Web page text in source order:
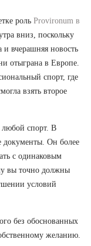
роль Provironum в
вниз, поскольку
вчерашняя новость
отыграна в Европе.
спорт, где
взять второе
любой спорт. В
документы. Он более
с одинаковым
вы точно должны
условий
без обоснованных
желанию.